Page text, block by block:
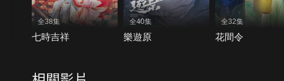
全38集
七時吉祥
全40集
樂遊原
全32集
花間令